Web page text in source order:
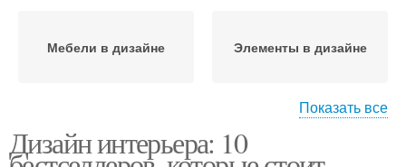
Мебели в дизайне Элементы в дизайне
Модные цветы Цвета в покраске
Показать все
Дизайн интерьера: 10